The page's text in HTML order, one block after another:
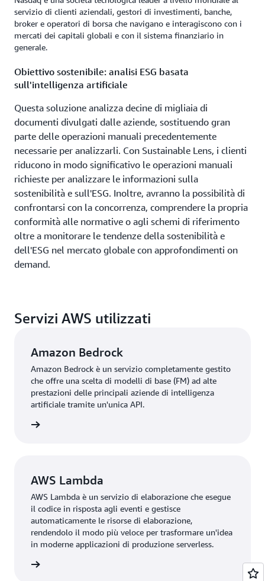
servizio di clienti aziendali, gestori di investimenti, banche,
broker e operatori di borsa che navigano e interagiscono con i
mercati dei capitali globali e con il sistema finanziario in
generale.
Obiettivo sostenibile: analisi ESG basata
sull'intelligenza artificiale
Questa soluzione analizza decine di migliaia di
documenti divulgati dalle aziende, sostituendo gran
parte delle operazioni manuali precedentemente
necessarie per analizzarli. Con Sustainable Lens, i clienti
riducono in modo significativo le operazioni manuali
richieste per analizzare le informazioni sulla
sostenibilità e sull'ESG. Inoltre, avranno la possibilità di
confrontarsi con la concorrenza, comprendere la propria
conformità alle normative o agli schemi di riferimento
oltre a monitorare le tendenze della sostenibilità e
dell'ESG nel mercato globale con approfondimenti on
demand.
Servizi AWS utilizzati
Amazon Bedrock
Amazon Bedrock è un servizio completamente gestito
che offre una scelta di modelli di base (FM) ad alte
prestazioni delle principali aziende di intelligenza
artificiale tramite un'unica API.
AWS Lambda
AWS Lambda è un servizio di elaborazione che esegue
il codice in risposta agli eventi e gestisce
automaticamente le risorse di elaborazione,
rendendolo il modo più veloce per trasformare un'idea
in moderne applicazioni di produzione serverless.